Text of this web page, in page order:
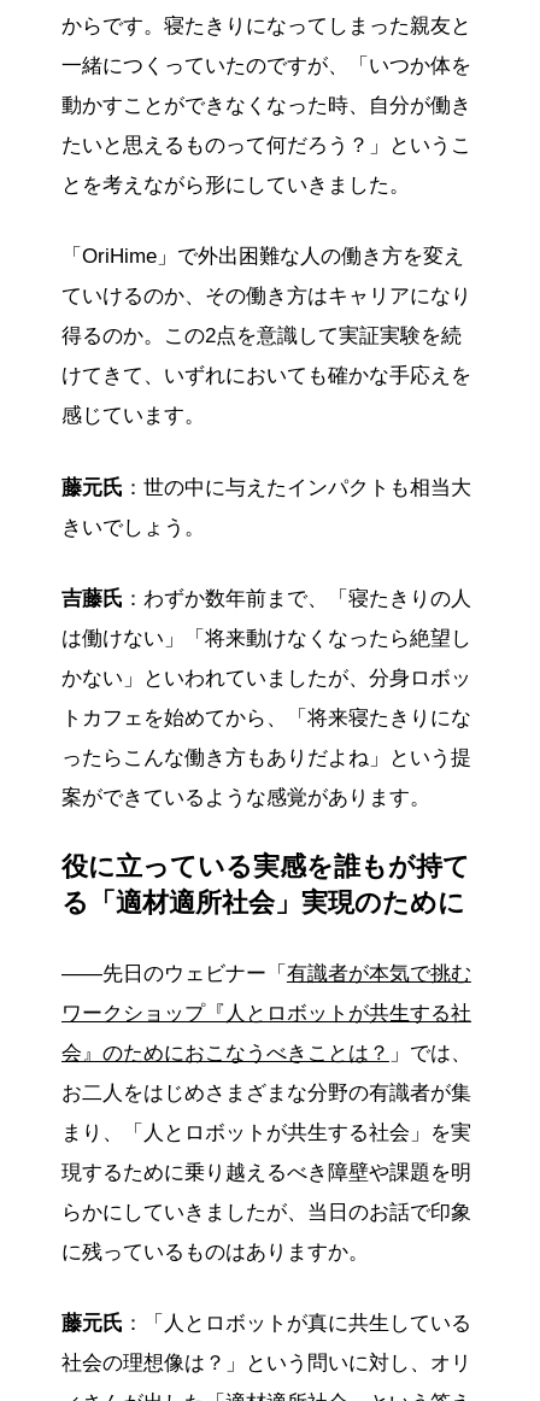
からです。寝たきりになってしまった親友と
一緒につくっていたのですが、「いつか体を
動かすことができなくなった時、自分が働き
たいと思えるものって何だろう？」というこ
とを考えながら形にしていきました。
「OriHime」で外出困難な人の働き方を変え
ていけるのか、その働き方はキャリアになり
得るのか。この2点を意識して実証実験を続
けてきて、いずれにおいても確かな手応えを
感じています。
藤元氏 ：世の中に与えたインパクトも相当大
きいでしょう。
吉藤氏 ：わずか数年前まで、「寝たきりの人
は働けない」「将来動けなくなったら絶望し
かない」といわれていましたが、分身ロボッ
トカフェを始めてから、「将来寝たきりにな
ったらこんな働き方もありだよね」という提
案ができているような感覚があります。
役に立っている実感を誰もが持て
る「適材適所社会」実現のために
――先日のウェビナー「 有識者が本気で挑む
ワークショップ『人とロボットが共生する社
会』のためにおこなうべきことは？ 」では、
お二人をはじめさまざまな分野の有識者が集
まり、「人とロボットが共生する社会」を実
現するために乗り越えるべき障壁や課題を明
らかにしていきましたが、当日のお話で印象
に残っているものはありますか。
藤元氏 ：「人とロボットが真に共生している
社会の理想像は？」という問いに対し、オリ